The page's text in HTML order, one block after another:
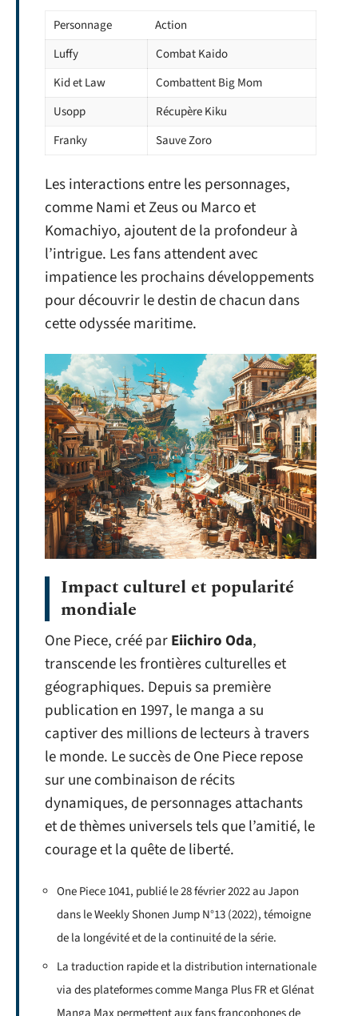
Personnage
Action
Luffy
Combat Kaido
Kid et Law
Combattent Big Mom
Usopp
Récupère Kiku
Franky
Sauve Zoro
Les interactions entre les personnages,
comme Nami et Zeus ou Marco et
Komachiyo, ajoutent de la profondeur à
l’intrigue. Les fans attendent avec
impatience les prochains développements
pour découvrir le destin de chacun dans
cette odyssée maritime.
Impact culturel et popularité
mondiale
One Piece, créé parEiichiro Oda,
transcende les frontières culturelles et
géographiques. Depuis sa première
publication en 1997, le manga a su
captiver des millions de lecteurs à travers
le monde. Le succès de One Piece repose
sur une combinaison de récits
dynamiques, de personnages attachants
et de thèmes universels tels que l’amitié, le
courage et la quête de liberté.
One Piece 1041, publié le 28 février 2022 au Japon
dans le Weekly Shonen Jump N°13 (2022), témoigne
de la longévité et de la continuité de la série.
La traduction rapide et la distribution internationale
via des plateformes comme Manga Plus FR et Glénat